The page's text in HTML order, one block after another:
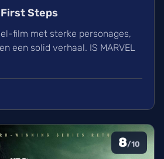
Steps
film met sterke personages,
een solid verhaal. IS MARVEL
8/10